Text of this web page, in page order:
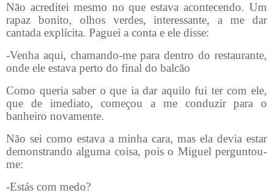
Não acreditei mesmo no que estava acontecendo. Um
rapaz bonito, olhos verdes, interessante, a me dar
cantada explícita. Paguei a conta e ele disse:
-Venha aqui, chamando-me para dentro do restaurante,
onde ele estava perto do final do balcão
Como queria saber o que ia dar aquilo fui ter com ele,
que de imediato, começou a me conduzir para o
banheiro novamente.
Não sei como estava a minha cara, mas ela devia estar
demonstrando alguma coisa, pois o Miguel perguntou-
me:
-Estás com medo?